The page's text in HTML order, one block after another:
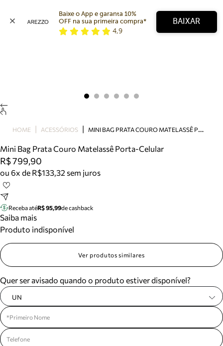
Bolsa
Tamanco
Tênis
Mule
Tire dúvidas sobre pedidos, devoluções e mais.
Meus pedidos
Acompanhe seus pedidos e solicite devoluções.
Baixe o App e garanta 10%
OFF na sua primeira compra*
4,9
BAIXAR
HOME ACESSÓRIOS M
INI BAG PRATA COURO MATELASSÊ PORTA-CELULAR
Mini Bag Prata Couro Matelassê Porta-Celular
R$ 799,90
ou 6x de R$133,32 sem juros
Receba atéR$ 95,99de cashback
Saiba mais
Produto indisponível
Ver produtos similares
Quer ser avisado quando o produto estiver disponível?
UN